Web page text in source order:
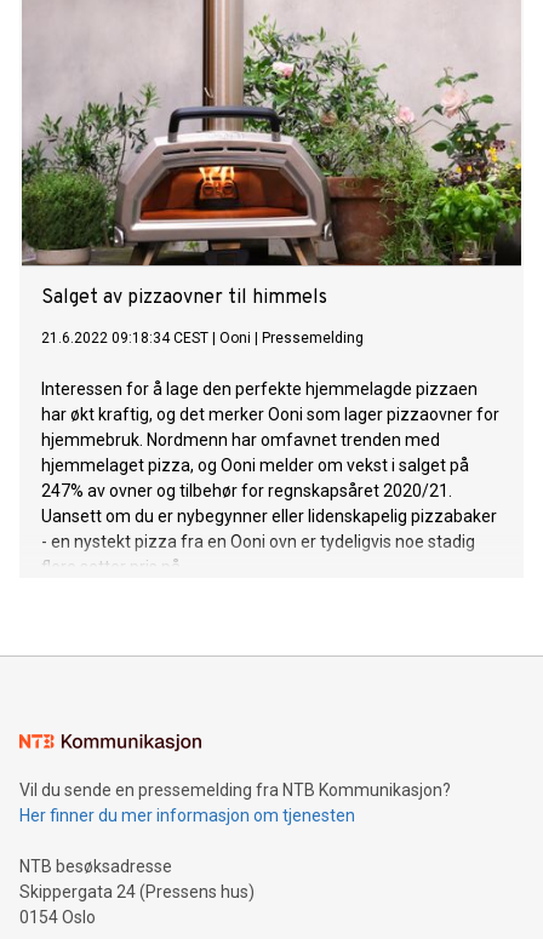
Salget av pizzaovner til himmels
21.6.2022 09:18:34 CEST Ooni Pressemelding
Interessen for å lage den perfekte hjemmelagde pizzaen
har økt kraftig, og det merker Ooni som lager pizzaovner for
hjemmebruk. Nordmenn har omfavnet trenden med
hjemmelaget pizza, og Ooni melder om vekst i salget på
247% av ovner og tilbehør for regnskapsåret 2020/21.
Uansett om du er nybegynner eller lidenskapelig pizzabaker
- en nystekt pizza fra en Ooni ovn er tydeligvis noe stadig
flere setter pris på.
Vil du sende en pressemelding fra NTB Kommunikasjon?
Her finner du mer informasjon om tjenesten
NTB besøksadresse
Skippergata 24 (Pressens hus)
0154 Oslo